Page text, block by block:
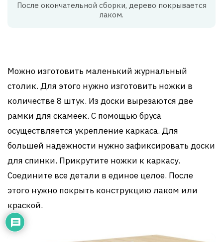
После окончательной сборки, дерево покрывается
лаком.
Можно изготовить маленький журнальный
столик. Для этого нужно изготовить ножки в
количестве 8 штук. Из доски вырезаются две
рамки для скамеек. С помощью бруса
осуществляется укрепление каркаса. Для
большей надежности нужно зафиксировать доски
для спинки. Прикрутите ножки к каркасу.
Соедините все детали в единое целое. После
этого нужно покрыть конструкцию лаком или
краской.